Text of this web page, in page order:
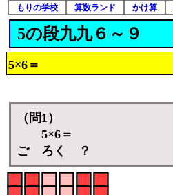
もりの学校 算数ランド かけ算
5の段九九６～９
5×6＝
（問1）
5×6＝
ご ろく ？